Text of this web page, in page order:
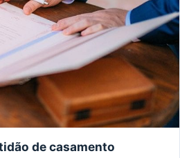
de casamento